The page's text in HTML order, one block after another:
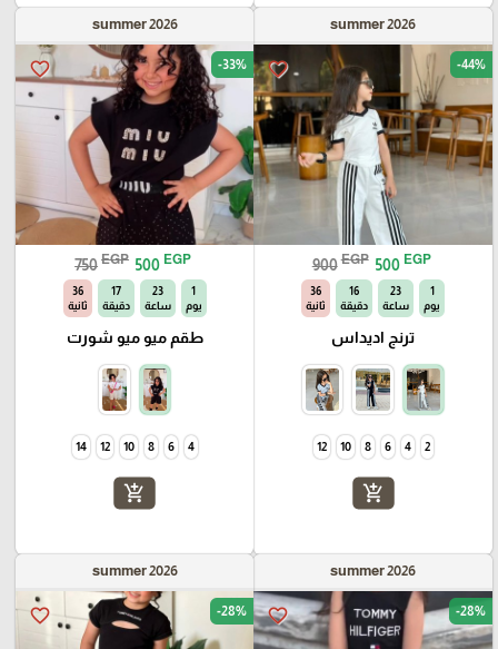
summer 2026
favorite_border -44%
900 EGP 500 EGP
1
يوم
23
ساعة
16
دقيقة
34
ثانية
ترنج اديداس
2
4
6
8
10
12
add_shopping_cart
summer 2026
favorite_border -33%
750 EGP 500 EGP
1
يوم
23
ساعة
17
دقيقة
34
ثانية
طقم ميو ميو شورت
4
6
8
10
12
14
add_shopping_cart
summer 2026
favorite_border -28%
summer 2026
favorite_border -28%